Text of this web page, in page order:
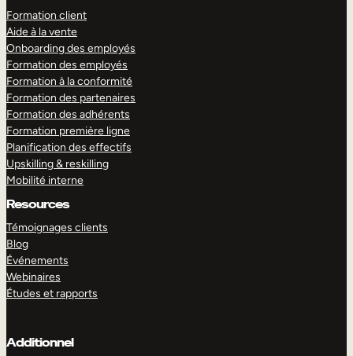
Formation client
Aide à la vente
Onboarding des employés
Formation des employés
Formation à la conformité
Formation des partenaires
Formation des adhérents
Formation première ligne
Planification des effectifs
Upskilling & reskilling
Mobilité interne
Resources
Témoignages clients
Blog
Événements
Webinaires
Études et rapports
Additionnel